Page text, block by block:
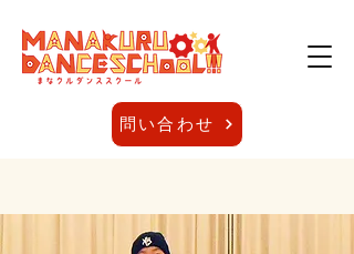
問い合わせ